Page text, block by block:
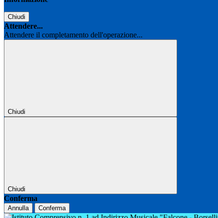
Chiudi
Attendere...
Attendere il completamento dell'operazione...
Chiudi
Chiudi
Conferma
Annulla Conferma